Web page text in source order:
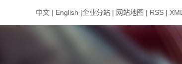
中文 | English |企业分站 | 网站地图 | RSS | XML